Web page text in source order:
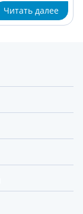
Читать далее